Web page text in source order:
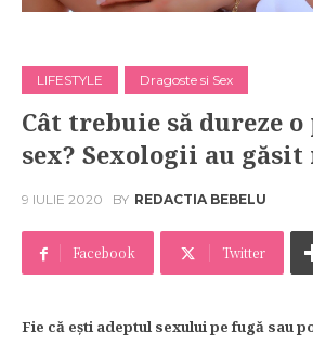
LIFESTYLE Dragoste si Sex
Cât trebuie să dureze
sex? Sexologii au
9 IULIE 2020 BY REDACTIA BEBELU
Facebook Twitter
Fie că eşti adeptul sexului pe fugă sau